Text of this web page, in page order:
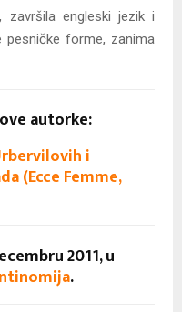
završila engleski jezik i
pesničke forme, zanima
autorke:
i
(Ecce Femme,
2011, u
.